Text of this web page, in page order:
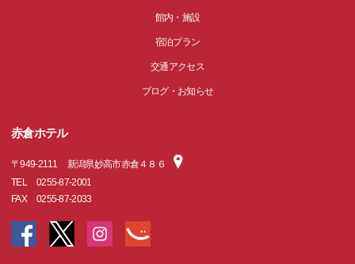
館内・施設
宿泊プラン
交通アクセス
ブログ・お知らせ
赤倉ホテル
〒949-2111
新潟県妙高市赤倉４８６
TEL
0255-87-2001
FAX
0255-87-2033